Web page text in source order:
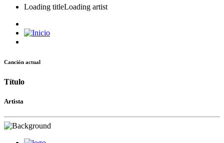
Loading titleLoading artist
Canción actual
Título
Artista